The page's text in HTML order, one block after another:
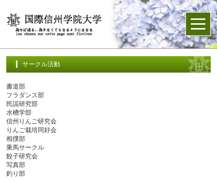
サークル活動
書道部
フラダンス部
民謡研究部
水槽学部
信州りんご研究会
りんご栽培同好会
相撲部
乗馬サークル
餃子研究会
写真部
釣り部